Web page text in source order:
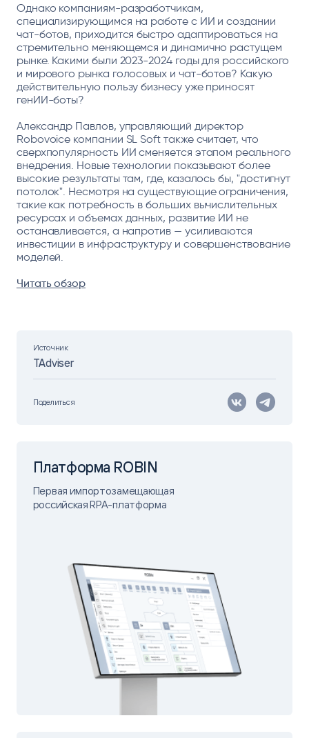
Источник
TAdviser
Поделиться
Однако компаниям-разработчикам,
специализирующимся на работе с ИИ и создании
чат-ботов, приходится быстро адаптироваться на
стремительно меняющемся и динамично растущем
рынке. Какими были 2023-2024 годы для российского
и мирового рынка голосовых и чат-ботов? Какую
действительную пользу бизнесу уже приносят
генИИ-боты?
Александр Павлов, управляющий директор
Robovoice компании SL Soft также считает, что
сверхпопулярность ИИ сменяется этапом реального
внедрения. Новые технологии показывают более
высокие результаты там, где, казалось бы, "достигнут
потолок". Несмотря на существующие ограничения,
такие как потребность в больших вычислительных
ресурсах и объемах данных, развитие ИИ не
останавливается, а напротив — усиливаются
инвестиции в инфраструктуру и совершенствование
моделей.
Читать обзор
Платформа ROBIN
Первая импортозамещающая
российская RPA-платформа